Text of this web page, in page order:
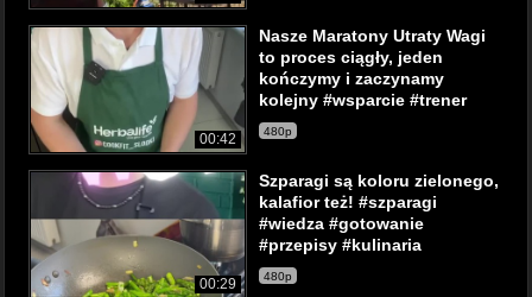
00:42
Nasze Maratony Utraty Wagi
to proces ciągły, jeden
kończymy i zaczynamy
kolejny #wsparcie #trener
480p
00:29
Szparagi są koloru zielonego,
kalafior też! #szparagi
#wiedza #gotowanie
#przepisy #kulinaria
480p